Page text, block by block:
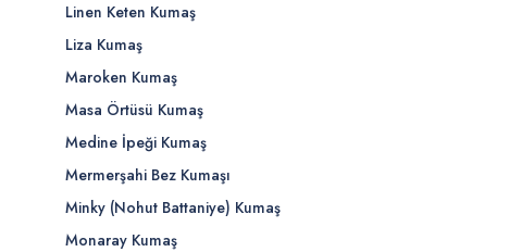
Linen Keten Kumaş
Liza Kumaş
Maroken Kumaş
Masa Örtüsü Kumaş
Medine İpeği Kumaş
Mermerşahi Bez Kumaşı
Minky (Nohut Battaniye) Kumaş
Monaray Kumaş